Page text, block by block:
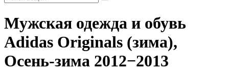
Мужская одежда и обувь
Adidas Originals (зима),
Осень-зима 2012−2013